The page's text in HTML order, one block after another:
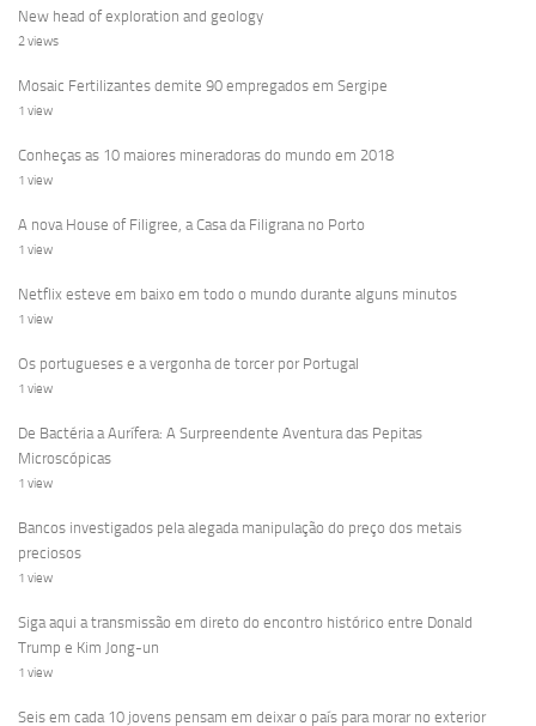
New head of exploration and geology
2 views
Mosaic Fertilizantes demite 90 empregados em Sergipe
1 view
Conheças as 10 maiores mineradoras do mundo em 2018
1 view
A nova House of Filigree, a Casa da Filigrana no Porto
1 view
Netflix esteve em baixo em todo o mundo durante alguns minutos
1 view
Os portugueses e a vergonha de torcer por Portugal
1 view
De Bactéria a Aurífera: A Surpreendente Aventura das Pepitas
Microscópicas
1 view
Bancos investigados pela alegada manipulação do preço dos metais
preciosos
1 view
Siga aqui a transmissão em direto do encontro histórico entre Donald
Trump e Kim Jong-un
1 view
Seis em cada 10 jovens pensam em deixar o país para morar no exterior